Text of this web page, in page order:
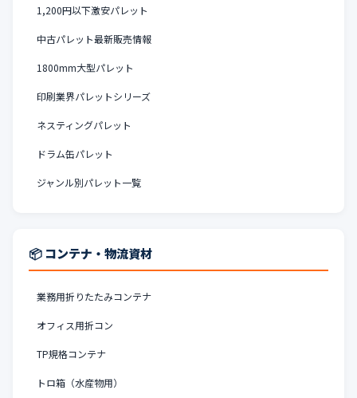
1,200円以下激安パレット
中古パレット最新販売情報
1800mm大型パレット
印刷業界パレットシリーズ
ネスティングパレット
ドラム缶パレット
ジャンル別パレット一覧
📦 コンテナ・物流資材
業務用折りたたみコンテナ
オフィス用折コン
TP規格コンテナ
トロ箱（水産物用）